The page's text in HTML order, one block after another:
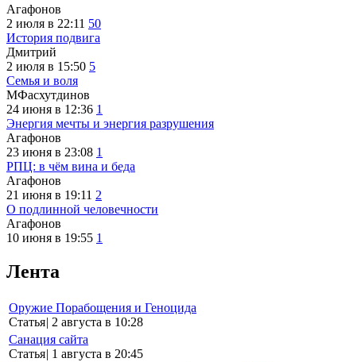
Агафонов
2 июля в 22:11 50
История подвига
Дмитрий
2 июля в 15:50 5
Семья и воля
МФасхутдинов
24 июня в 12:36 1
Энергия мечты и энергия разрушения
Агафонов
23 июня в 23:08 1
РПЦ: в чём вина и беда
Агафонов
21 июня в 19:11 2
О подлинной человечности
Агафонов
10 июня в 19:55 1
Лента
Оружие Порабощения и Геноцида
Статья| 2 августа в 10:28
Санация сайта
Статья| 1 августа в 20:45